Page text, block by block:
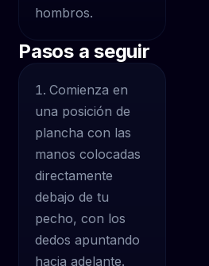
hombros.
Pasos a seguir
Comienza en
una posición de
plancha con las
manos colocadas
directamente
debajo de tu
pecho, con los
dedos apuntando
hacia adelante.